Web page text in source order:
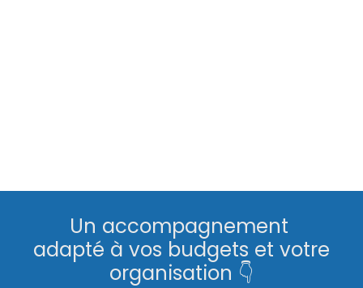
Un accompagnement
adapté à vos budgets et votre
organisation 👇